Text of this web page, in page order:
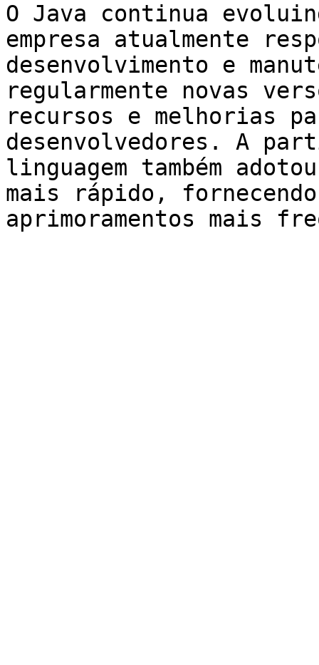
O Java continua
empresa atualmente
desenvolvimento e
regularmente novas
recursos e melhorias
desenvolvedores. A
linguagem também
mais rápido,